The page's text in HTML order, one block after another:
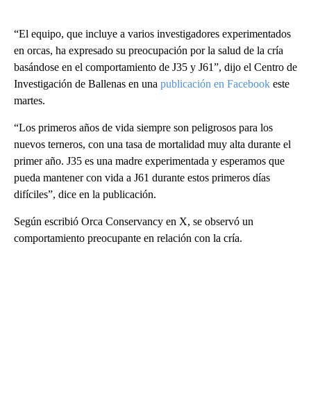
“El equipo, que incluye a varios investigadores experimentados
en orcas, ha expresado su preocupación por la salud de la cría
basándose en el comportamiento de J35 y J61”, dijo el Centro de
Investigación de Ballenas en una publicación en Facebook este
martes.
“Los primeros años de vida siempre son peligrosos para los
nuevos terneros, con una tasa de mortalidad muy alta durante el
primer año. J35 es una madre experimentada y esperamos que
pueda mantener con vida a J61 durante estos primeros días
difíciles”, dice en la publicación.
Según escribió Orca Conservancy en X, se observó un
comportamiento preocupante en relación con la cría.